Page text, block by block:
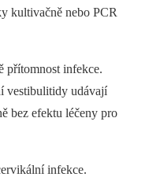
kultivačně nebo PCR
přítomnost infekce.
vestibulitidy udávají
bez efektu léčeny pro
infekce.